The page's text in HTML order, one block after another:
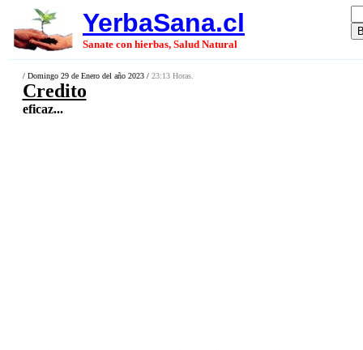
YerbaSana.cl
Sanate con hierbas, Salud Natural
/ Domingo 29 de Enero del año 2023 / 23:13 Horas.
Credito
eficaz...